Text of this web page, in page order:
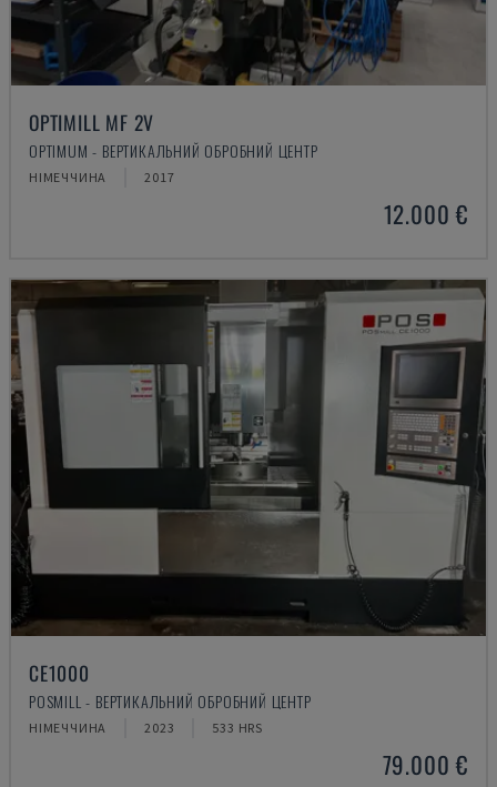
OPTIMILL MF 2V
OPTIMUM - ВЕРТИКАЛЬНИЙ ОБРОБНИЙ ЦЕНТР
НІМЕЧЧИНА 2017
12.000 €
CE1000
POSMILL - ВЕРТИКАЛЬНИЙ ОБРОБНИЙ ЦЕНТР
НІМЕЧЧИНА 2023 533 HRS
79.000 €